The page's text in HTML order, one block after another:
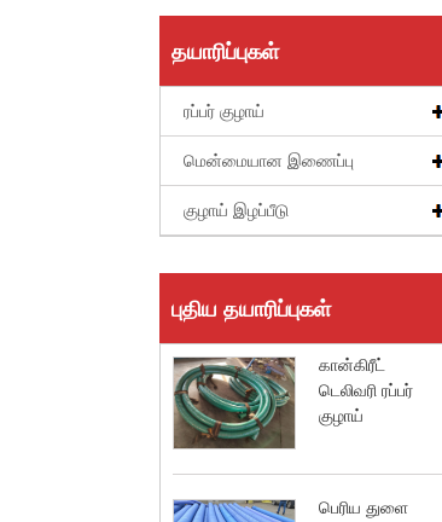
தயாரிப்புகள்
ரப்பர் குழாய்
மென்மையான இணைப்பு
குழாய் இழப்பீடு
புதிய தயாரிப்புகள்
கான்கிரீட்
டெலிவரி ரப்பர்
குழாய்
பெரிய துளை